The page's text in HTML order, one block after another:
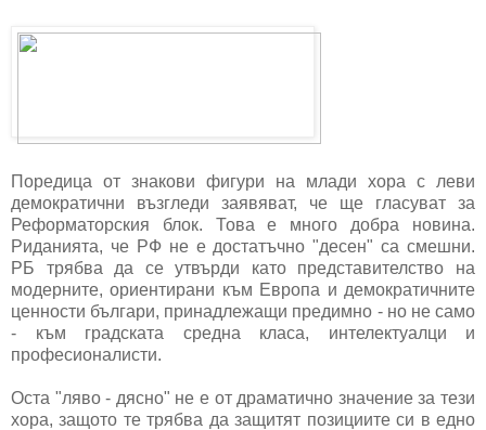
Поредица от знакови фигури на млади хора с леви
демократични възгледи заявяват, че ще гласуват за
Реформаторския блок. Това е много добра новина.
Риданията, че РФ не е достатъчно "десен" са смешни.
РБ трябва да се утвърди като представителство на
модерните, ориентирани към Европа и демократичните
ценности българи, принадлежащи предимно - но не само
- към градската средна класа, интелектуалци и
професионалисти.
Оста "ляво - дясно" не е от драматично значение за тези
хора, защото те трябва да защитят позициите си в едно